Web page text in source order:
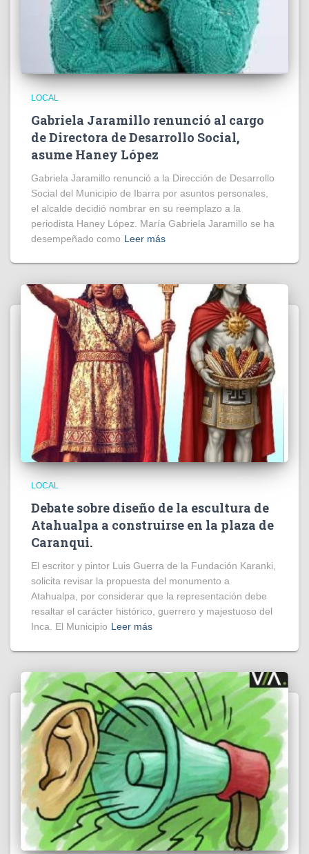
LOCAL
Gabriela Jaramillo renunció al cargo
de Directora de Desarrollo Social,
asume Haney López
Gabriela Jaramillo renunció a la Dirección de Desarrollo
Social del Municipio de Ibarra por asuntos personales,
el alcalde decidió nombrar en su reemplazo a la
periodista Haney López. María Gabriela Jaramillo se ha
desempeñado como Leer más
LOCAL
Debate sobre diseño de la escultura de
Atahualpa a construirse en la plaza de
Caranqui.
El escritor y pintor Luis Guerra de la Fundación Karanki,
solicita revisar la propuesta del monumento a
Atahualpa, por considerar que la representación debe
resaltar el carácter histórico, guerrero y majestuoso del
Inca. El Municipio Leer más